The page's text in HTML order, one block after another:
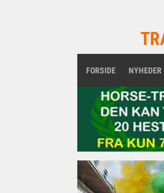
FORSIDE NYHEDER